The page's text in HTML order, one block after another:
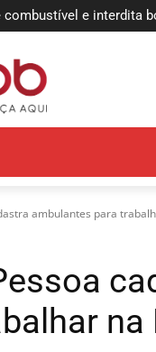
e interdita
definem finalistas
ambulantes para
na